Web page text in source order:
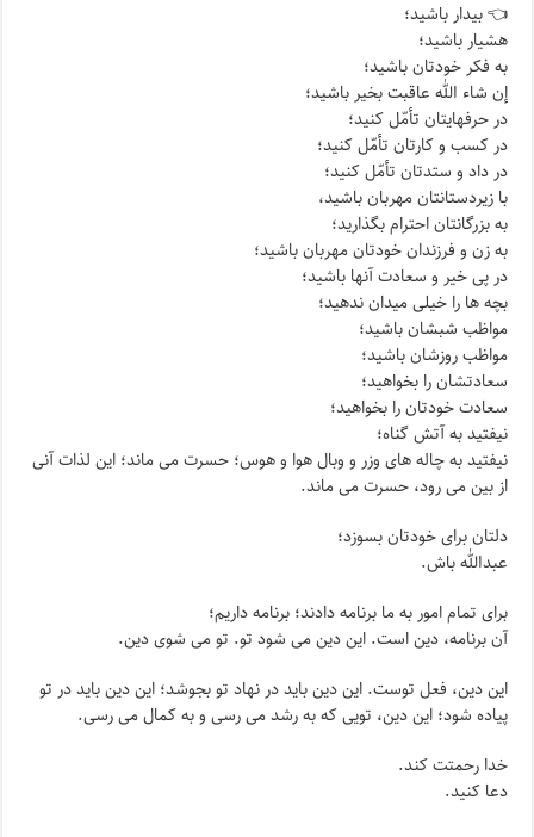
👈 بیدار باشید؛
هشیار باشید؛
به فکر خودتان باشید؛
إن شاء الله عاقبت بخیر باشید؛
در حرفهایتان تأمّل کنید؛
در کسب و کارتان تأمّل کنید؛
در داد و ستدتان تأمّل کنید؛
با زیردستانتان مهربان باشید،
به بزرگانتان احترام بگذارید؛
به زن و فرزندان خودتان مهربان باشید؛
در پی خیر و سعادت آنها باشید؛
بچه ها را خیلی میدان ندهید؛
مواظب شبشان باشید؛
مواظب روزشان باشید؛
سعادتشان را بخواهید؛
سعادت خودتان را بخواهید؛
نیفتید به آتش گناه؛
نیفتید به چاله های وزر و وبال هوا و هوس؛ حسرت می ماند؛ این لذات آنی
از بین می رود، حسرت می ماند.
دلتان برای خودتان بسوزد؛
عبدالله باش.
برای تمام امور به ما برنامه دادند؛ برنامه داریم؛
آن برنامه، دین است. این دین می شود تو. تو می شوی دین.
این دین، فعل توست. این دین باید در نهاد تو بجوشد؛ این دین باید در تو
پیاده شود؛ این دین، تویی که به رشد می رسی و به کمال می رسی.
خدا رحمتت کند.
دعا کنید.